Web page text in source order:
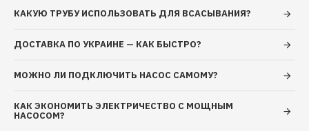
КАКУЮ ТРУБУ ИСПОЛЬЗОВАТЬ ДЛЯ ВСАСЫВАНИЯ?
ДОСТАВКА ПО УКРАИНЕ — КАК БЫСТРО?
МОЖНО ЛИ ПОДКЛЮЧИТЬ НАСОС САМОМУ?
КАК ЭКОНОМИТЬ ЭЛЕКТРИЧЕСТВО С МОЩНЫМ
НАСОСОМ?